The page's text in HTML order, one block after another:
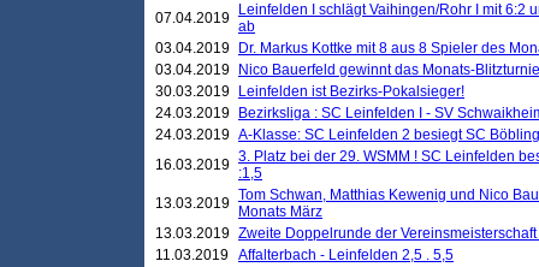
07.04.2019
Leinfelden I schlägt Vaihingen/Rohr I mit 6:2
ab
03.04.2019
Dr. Markus Kottke mit 8 aus 8 Spieler des
03.04.2019
Nico Bauerfeld gewinnt das Monats-
30.03.2019
Leinfelden ist Bezirks-Pokalsieger!
24.03.2019
Bezirksliga : SC Leinfelden I - SV
24.03.2019 A-Klasse: SC Leinfelden 2 besiegt SC
16.03.2019 3. Platz bei der 29. WSMM ! SC Leinfelden
:1,5
13.03.2019 Tom Schwan, Matthias Kewenig und Nico
Monats März
13.03.2019 Zweite Doppelrunde der
11.03.2019 Affalterbach - Leinfelden 2,5 . 5,5